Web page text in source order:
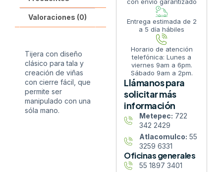
Valoraciones (0)
Tijera con diseño
clásico para tala y
creación de viñas
con cierre fácil, que
permite ser
manipulado con una
sóla mano.
Entrega estimada de 2
a 5 día hábiles
Horario de atención
telefónica: Lunes a
viernes 9am a 6pm.
Sábado 9am a 2pm.
Llámanos para
solicitar más
información
Metepec: 722
342 2429
Atlacomulco: 55
3259 6331
Oficinas generales
55 1897 3401